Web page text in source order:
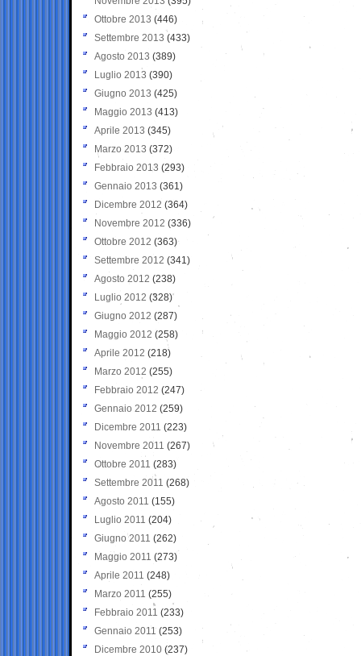
Ottobre 2013 (446)
Settembre 2013 (433)
Agosto 2013 (389)
Luglio 2013 (390)
Giugno 2013 (425)
Maggio 2013 (413)
Aprile 2013 (345)
Marzo 2013 (372)
Febbraio 2013 (293)
Gennaio 2013 (361)
Dicembre 2012 (364)
Novembre 2012 (336)
Ottobre 2012 (363)
Settembre 2012 (341)
Agosto 2012 (238)
Luglio 2012 (328)
Giugno 2012 (287)
Maggio 2012 (258)
Aprile 2012 (218)
Marzo 2012 (255)
Febbraio 2012 (247)
Gennaio 2012 (259)
Dicembre 2011 (223)
Novembre 2011 (267)
Ottobre 2011 (283)
Settembre 2011 (268)
Agosto 2011 (155)
Luglio 2011 (204)
Giugno 2011 (262)
Maggio 2011 (273)
Aprile 2011 (248)
Marzo 2011 (255)
Febbraio 2011 (233)
Gennaio 2011 (253)
Dicembre 2010 (237)